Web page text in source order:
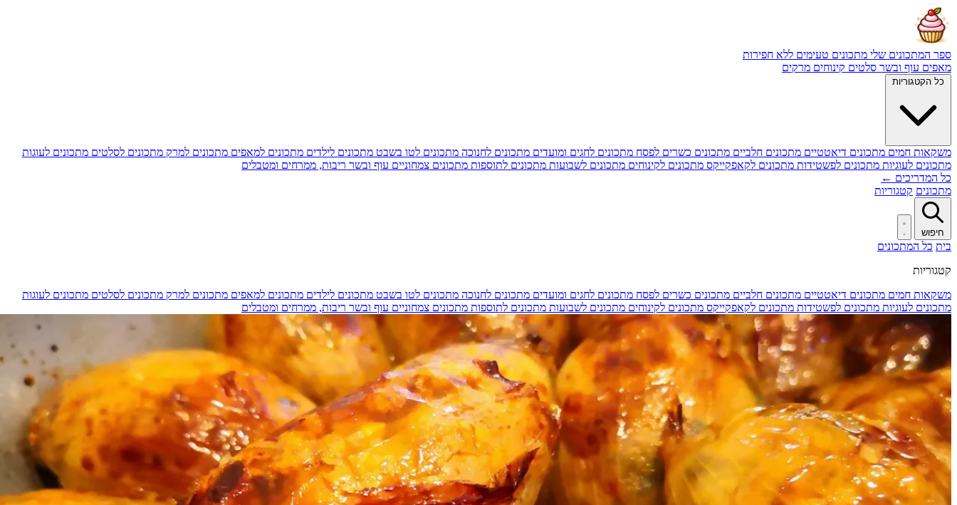
ספר המתכונים שלי מתכונים טעימים ללא חפירות
מאפים עוף ובשר סלטים קינוחים מרקים
כל הקטגוריות
משקאות חמים מתכונים דיאטטיים מתכונים חלביים מתכונים כשרים לפסח מתכונים לחגים ומועדים מתכונים לחנוכה מתכונים לטו בשבט מתכונים לילדים מתכונים למאפים מתכונים למרק מתכונים לסלטים מתכונים לעוגות
מתכונים לעוגיות מתכונים לפשטידות מתכונים לקאפקייקס מתכונים לקינוחים מתכונים לשבועות מתכונים לתוספות מתכונים צמחוניים עוף ובשר ריבות, ממרחים ומטבלים
כל המדריכים ←
מתכונים קטגוריות
חיפוש
בית כל המתכונים
קטגוריות
משקאות חמים מתכונים דיאטטיים מתכונים חלביים מתכונים כשרים לפסח מתכונים לחגים ומועדים מתכונים לחנוכה מתכונים לטו בשבט מתכונים לילדים מתכונים למאפים מתכונים למרק מתכונים לסלטים מתכונים לעוגות
מתכונים לעוגיות מתכונים לפשטידות מתכונים לקאפקייקס מתכונים לקינוחים מתכונים לשבועות מתכונים לתוספות מתכונים צמחוניים עוף ובשר ריבות, ממרחים ומטבלים